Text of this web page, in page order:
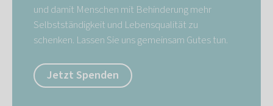
und damit Menschen mit Behinderung mehr
Selbstständigkeit und Lebensqualität zu
schenken. Lassen Sie uns gemeinsam Gutes tun.
Jetzt Spenden